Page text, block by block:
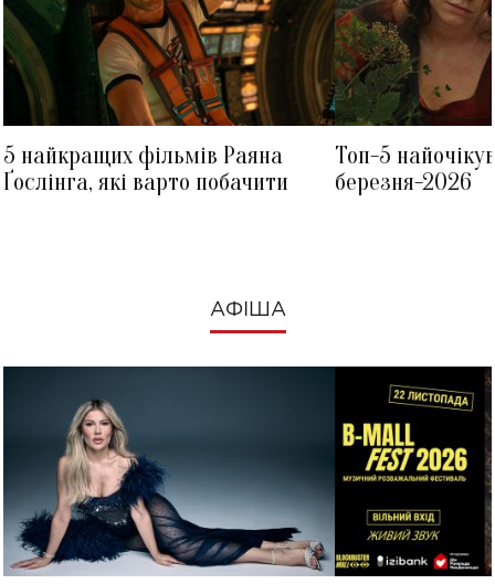
5 найкращих фільмів Раяна
Ґослінга, які варто побачити
Топ-5
березня-2026
АФІША